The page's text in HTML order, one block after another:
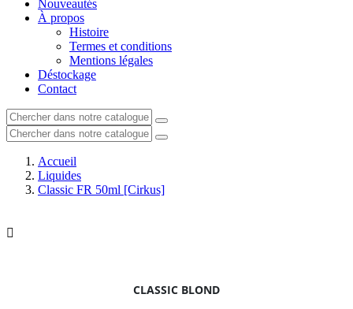
Nouveautés
À propos
Histoire
Termes et conditions
Mentions légales
Déstockage
Contact
Accueil
Liquides
Classic FR 50ml [Cirkus]

CLASSIC BLOND